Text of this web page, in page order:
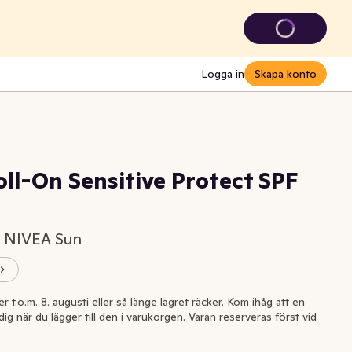
Logga in Skapa konto
On Sensitive Protect SPF
Sun
t.o.m. 8. augusti eller så länge lagret räcker. Kom ihåg att en
när du lägger till den i varukorgen. Varan reserveras först vid